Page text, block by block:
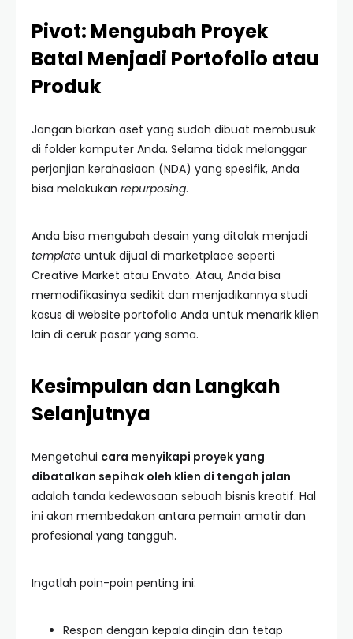
Pivot: Mengubah Proyek
Batal Menjadi Portofolio atau
Produk
Jangan biarkan aset yang sudah dibuat membusuk
di folder komputer Anda. Selama tidak melanggar
perjanjian kerahasiaan (NDA) yang spesifik, Anda
bisa melakukan repurposing.
Anda bisa mengubah desain yang ditolak menjadi
template untuk dijual di marketplace seperti
Creative Market atau Envato. Atau, Anda bisa
memodifikasinya sedikit dan menjadikannya studi
kasus di website portofolio Anda untuk menarik klien
lain di ceruk pasar yang sama.
Kesimpulan dan Langkah
Selanjutnya
Mengetahui cara menyikapi proyek yang
dibatalkan sepihak oleh klien di tengah jalan
adalah tanda kedewasaan sebuah bisnis kreatif. Hal
ini akan membedakan antara pemain amatir dan
profesional yang tangguh.
Ingatlah poin-poin penting ini:
Respon dengan kepala dingin dan tetap